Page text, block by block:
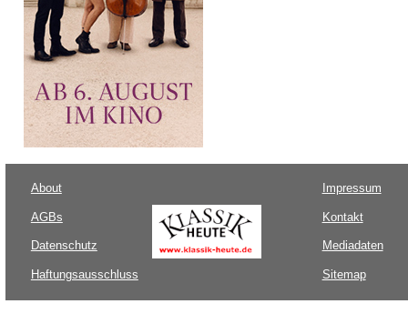
About
AGBs
Datenschutz
Haftungsausschluss
Impressum
Kontakt
Mediadaten
Sitemap